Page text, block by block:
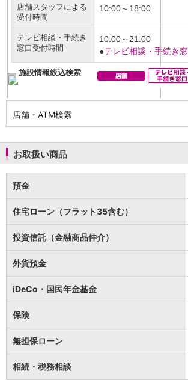
国民年金基金
ロボアドバイザークラウドファンディング
WealthNavi for イオン銀行（ロボアドバイザー）
funds
ローン
住宅ローン
新規お借入れの方
お借換えの方
フラット35
リ・バース60
カードローン
目的別ローンマイページ
保険
保険TOP
医療保険
就業不能保険
海外旅行保険
国内旅行傷害保険
スマホ保険
傷害保険
介護保険
カード
クレジットカード
店舗・ATM検索
お取扱い商品
預金
住宅ローン（フラット35含む）
投資信託（金融商品仲介）
外貨預金
iDeCo・国民年金基金
保険
無担保ローン
相続・税務相談